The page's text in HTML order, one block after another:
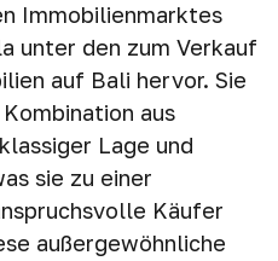
Immobilienmarktes
unter den zum Verkauf
auf Bali hervor. Sie
aus
Lage und
sie zu einer
Käufer
außergewöhnliche